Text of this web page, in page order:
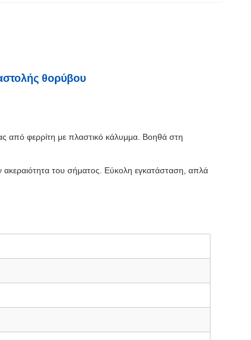
θορύβου
από φερρίτη με πλαστικό κάλυμμα. Βοηθά στη
ακεραιότητα του σήματος. Εύκολη εγκατάσταση, απλά